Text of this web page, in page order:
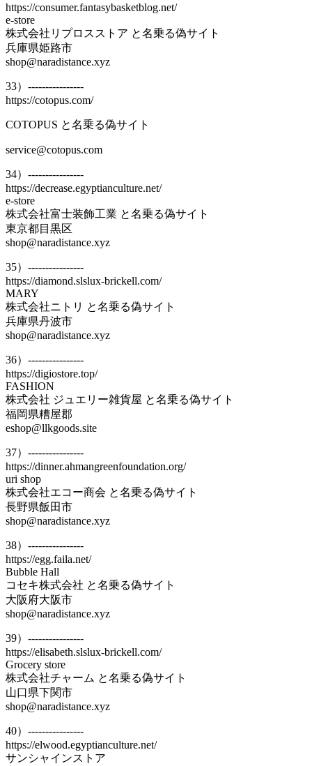
https://consumer.fantasybasketblog.net/
e-store
株式会社リプロスストア と名乗る偽サイト
兵庫県姫路市
shop@naradistance.xyz
33）----------------
https://cotopus.com/
COTOPUS と名乗る偽サイト
service@cotopus.com
34）----------------
https://decrease.egyptianculture.net/
e-store
株式会社富士装飾工業 と名乗る偽サイト
東京都目黒区
shop@naradistance.xyz
35）----------------
https://diamond.slslux-brickell.com/
MARY
株式会社ニトリ と名乗る偽サイト
兵庫県丹波市
shop@naradistance.xyz
36）----------------
https://digiostore.top/
FASHION
株式会社 ジュエリー雑貨屋 と名乗る偽サイト
福岡県糟屋郡
eshop@llkgoods.site
37）----------------
https://dinner.ahmangreenfoundation.org/
uri shop
株式会社エコー商会 と名乗る偽サイト
長野県飯田市
shop@naradistance.xyz
38）----------------
https://egg.faila.net/
Bubble Hall
コセキ株式会社 と名乗る偽サイト
大阪府大阪市
shop@naradistance.xyz
39）----------------
https://elisabeth.slslux-brickell.com/
Grocery store
株式会社チャーム と名乗る偽サイト
山口県下関市
shop@naradistance.xyz
40）----------------
https://elwood.egyptianculture.net/
サンシャインストア